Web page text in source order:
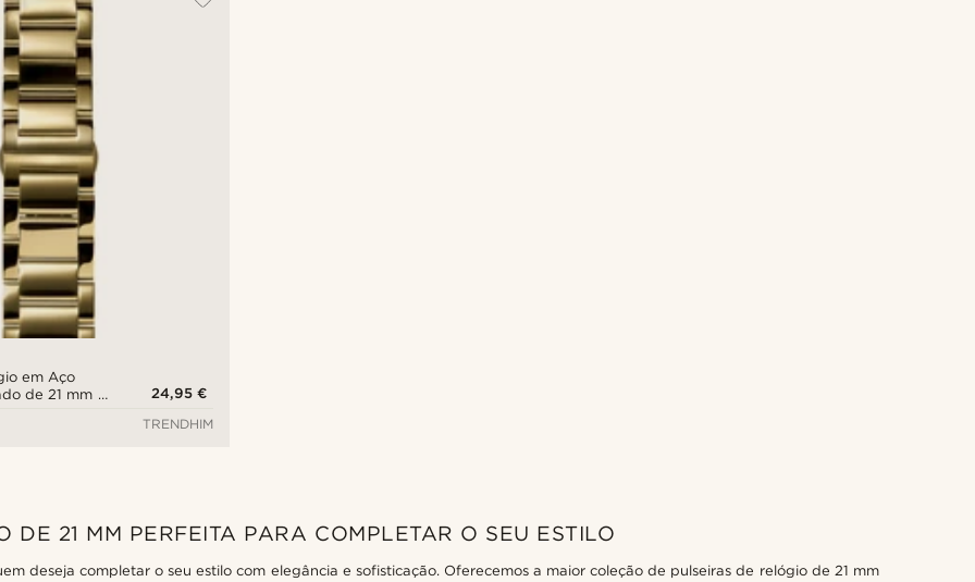
em Aço
de 21 mm -
24,95 €
TRENDHIM
DE 21 MM PERFEITA PARA COMPLETAR O SEU ESTILO
deseja completar o seu estilo com elegância e sofisticação. Oferecemos a maior coleção de pulseiras de relógio de 21 mm